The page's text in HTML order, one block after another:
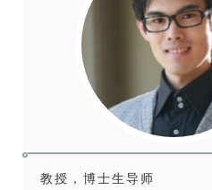
教授，博士生导师